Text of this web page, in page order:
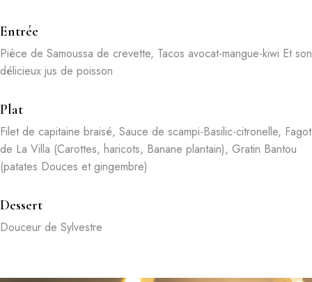
Entrée
Pièce de Samoussa de crevette, Tacos avocat-mangue-kiwi Et son
délicieux jus de poisson
Plat
Filet de capitaine braisé, Sauce de scampi-Basilic-citronelle, Fagot
de La Villa (Carottes, haricots, Banane plantain), Gratin Bantou
(patates Douces et gingembre)
Dessert
Douceur de Sylvestre